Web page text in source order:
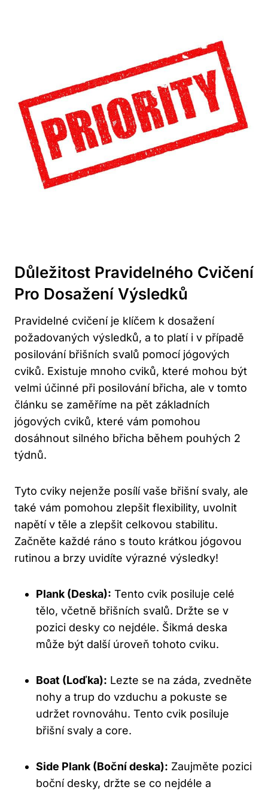
Důležitost Pravidelného Cvičení
Pro Dosažení Výsledků
Pravidelné cvičení ⁤je klíčem k dosažení
požadovaných výsledků, a to platí i v případě
posilování břišních svalů pomocí jógových
cviků. Existuje mnoho cviků, které mohou být
velmi⁣ účinné při​ posilování ‌břicha, ⁢ale v tomto
článku se zaměříme na pět základních
jógových cviků, které vám pomohou
dosáhnout silného břicha během pouhých‍ 2
týdnů.
Tyto cviky⁣ nejenže ‌posílí ‍vaše břišní svaly, ale
také vám ⁢pomohou zlepšit flexibility, uvolnit
napětí v těle a zlepšit celkovou stabilitu.
Začněte každé ráno s touto krátkou jógovou
rutinou a brzy uvidíte výrazné výsledky!
Plank (Deska): Tento​ cvik posiluje celé
tělo, včetně břišních svalů. Držte se v
pozici desky co ⁣nejdéle. Šikmá deska
může být další ⁤úroveň tohoto cviku.
Boat (Loďka): Lezte se na záda, zvedněte
nohy a trup do vzduchu ⁤a pokuste se
⁤udržet rovnováhu.⁤ Tento cvik posiluje
břišní svaly a core.
Side Plank (Boční deska): Zaujměte pozici
boční desky, držte se⁣ co nejdéle a